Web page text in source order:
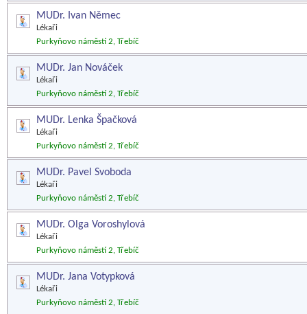
MUDr. Ivan Němec
Lékaři
Purkyňovo náměstí 2, Třebíč
MUDr. Jan Nováček
Lékaři
Purkyňovo náměstí 2, Třebíč
MUDr. Lenka Špačková
Lékaři
Purkyňovo náměstí 2, Třebíč
MUDr. Pavel Svoboda
Lékaři
Purkyňovo náměstí 2, Třebíč
MUDr. Olga Voroshylová
Lékaři
Purkyňovo náměstí 2, Třebíč
MUDr. Jana Votypková
Lékaři
Purkyňovo náměstí 2, Třebíč